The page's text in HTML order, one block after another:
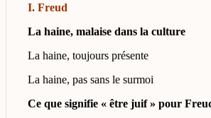
I. Freud
La haine, malaise dans la culture
La haine, toujours présente
La haine, pas sans le surmoi
Ce que signifie « être juif » pour